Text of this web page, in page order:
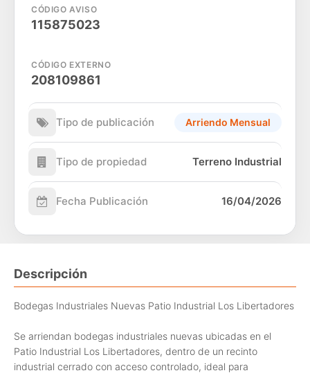
CÓDIGO AVISO
115875023
CÓDIGO EXTERNO
208109861
Tipo de publicación Arriendo Mensual
Tipo de propiedad Terreno Industrial
Fecha Publicación 16/04/2026
Descripción
Bodegas Industriales Nuevas Patio Industrial Los Libertadores
Se arriendan bodegas industriales nuevas ubicadas en el
Patio Industrial Los Libertadores, dentro de un recinto
industrial cerrado con acceso controlado, ideal para